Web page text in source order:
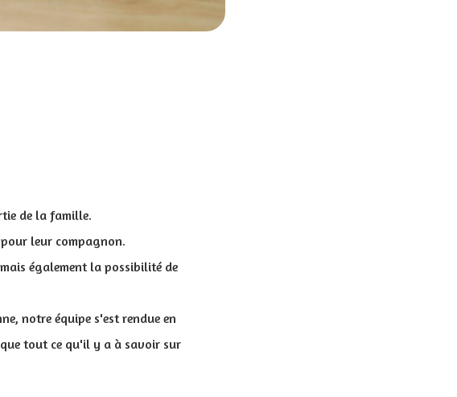
de la famille.
leur compagnon.
également la possibilité de
notre équipe s'est rendue en
tout ce qu'il y a à savoir sur